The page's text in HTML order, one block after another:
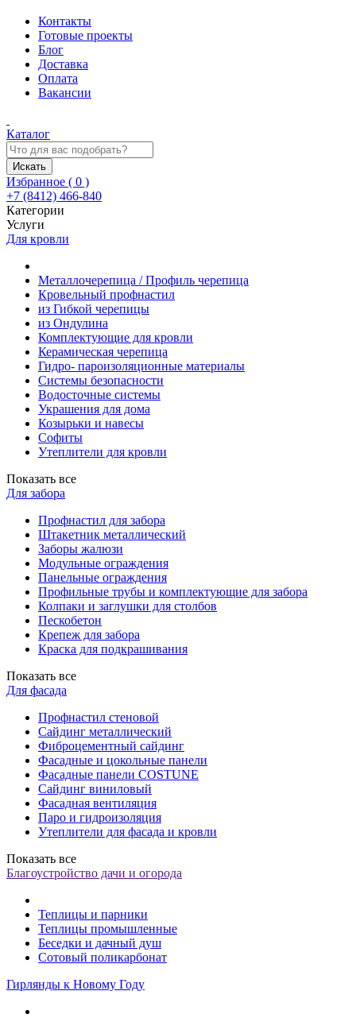
Контакты
Готовые проекты
Блог
Доставка
Оплата
Вакансии
Каталог
Искать
Избранное ( 0 )
+7 (8412) 466-840
Категории
Услуги
Для кровли
Металлочерепица / Профиль черепица
Кровельный профнастил
из Гибкой черепицы
из Ондулина
Комплектующие для кровли
Керамическая черепица
Гидро- пароизоляционные материалы
Системы безопасности
Водосточные системы
Украшения для дома
Козырьки и навесы
Софиты
Утеплители для кровли
Показать все
Для забора
Профнастил для забора
Штакетник металлический
Заборы жалюзи
Модульные ограждения
Панельные ограждения
Профильные трубы и комплектующие для забора
Колпаки и заглушки для столбов
Пескобетон
Крепеж для забора
Краска для подкрашивания
Показать все
Для фасада
Профнастил стеновой
Сайдинг металлический
Фиброцементный сайдинг
Фасадные и цокольные панели
Фасадные панели COSTUNE
Сайдинг виниловый
Фасадная вентиляция
Паро и гидроизоляция
Утеплители для фасада и кровли
Показать все
Благоустройство дачи и огорода
Теплицы и парники
Теплицы промышленные
Беседки и дачный душ
Сотовый поликарбонат
Гирлянды к Новому Году